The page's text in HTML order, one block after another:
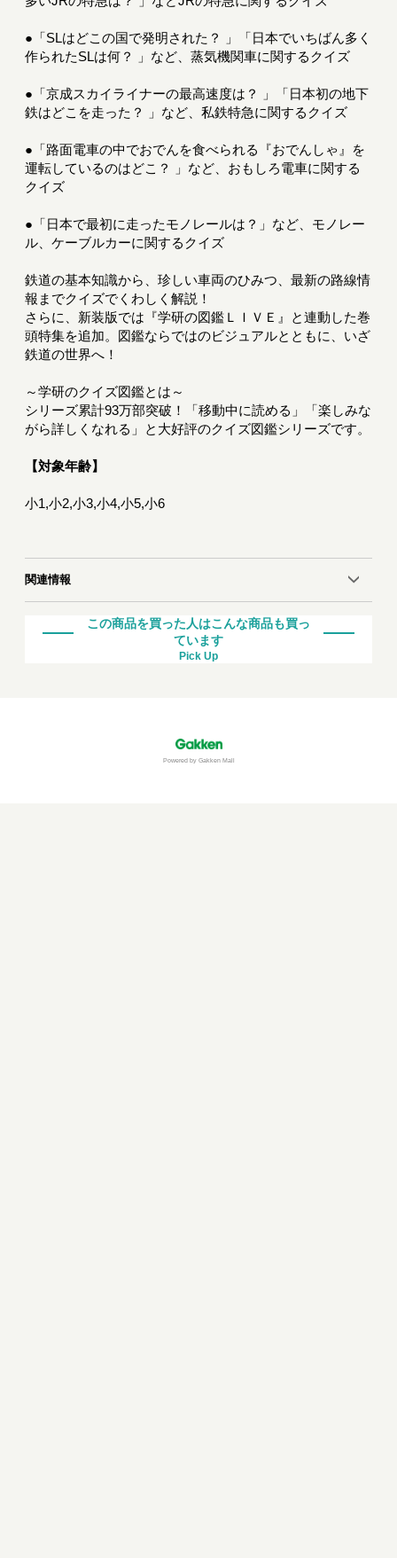
●「SLはどこの国で発明された？ 」「日本でいちばん多く
作られたSLは何？ 」など、蒸気機関車に関するクイズ
●「京成スカイライナーの最高速度は？ 」「日本初の地下
鉄はどこを走った？ 」など、私鉄特急に関するクイズ
●「路面電車の中でおでんを食べられる『おでんしゃ』を
運転しているのはどこ？ 」など、おもしろ電車に関する
クイズ
●「日本で最初に走ったモノレールは？」など、モノレー
ル、ケーブルカーに関するクイズ
鉄道の基本知識から、珍しい車両のひみつ、最新の路線情
報までクイズでくわしく解説！
さらに、新装版では『学研の図鑑ＬＩＶＥ』と連動した巻
頭特集を追加。図鑑ならではのビジュアルとともに、いざ
鉄道の世界へ！
～学研のクイズ図鑑とは～
シリーズ累計93万部突破！「移動中に読める」「楽しみな
がら詳しくなれる」と大好評のクイズ図鑑シリーズです。
【対象年齢】
小1,小2,小3,小4,小5,小6
関連情報
この商品を買った人はこんな商品も買っ
ています
Pick Up
Powered by Gakken Mall